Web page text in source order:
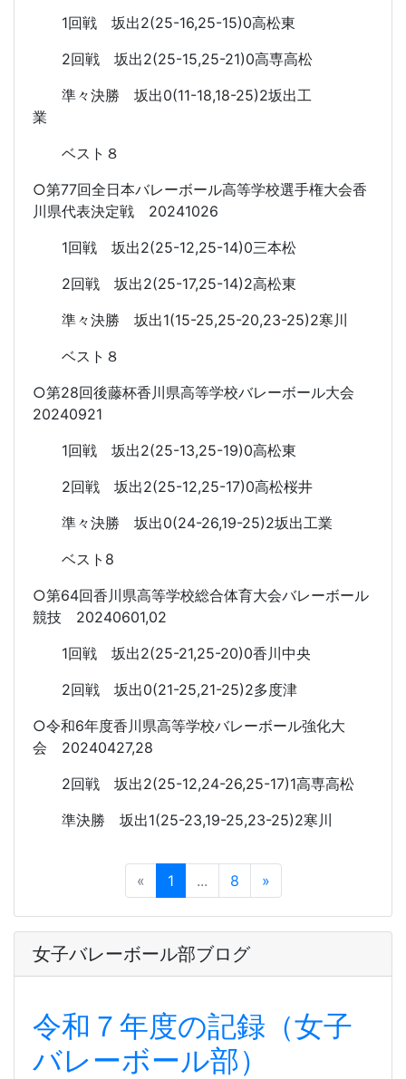
1回戦 坂出2(25-16,25-15)0高松東
2回戦 坂出2(25-15,25-21)0高専高松
準々決勝 坂出0(11-18,18-25)2坂出工
業
ベスト８
○第77回全日本バレーボール高等学校選手権大会香
川県代表決定戦 20241026
1回戦 坂出2(25-12,25-14)0三本松
2回戦 坂出2(25-17,25-14)2高松東
準々決勝 坂出1(15-25,25-20,23-25)2寒川
ベスト８
○第28回後藤杯香川県高等学校バレーボール大会
20240921
1回戦 坂出2(25-13,25-19)0高松東
2回戦 坂出2(25-12,25-17)0高松桜井
準々決勝 坂出0(24-26,19-25)2坂出工業
ベスト8
○第64回香川県高等学校総合体育大会バレーボール
競技 20240601,02
1回戦 坂出2(25-21,25-20)0香川中央
2回戦 坂出0(21-25,21-25)2多度津
○令和6年度香川県高等学校バレーボール強化大
会 20240427,28
2回戦 坂出2(25-12,24-26,25-17)1高専高松
準決勝 坂出1(25-23,19-25,23-25)2寒川
« 1 ... 8 »
女子バレーボール部ブログ
令和７年度の記録（女子
バレーボール部）